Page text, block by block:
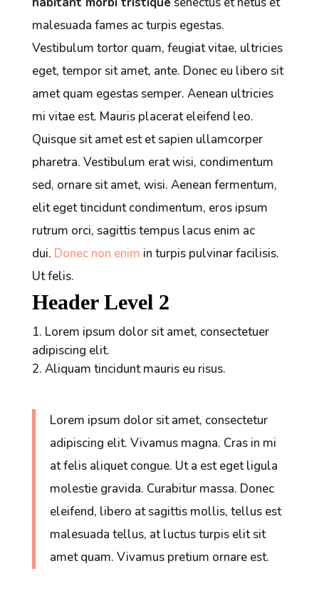
malesuada fames ac turpis egestas.
Vestibulum tortor quam, feugiat vitae, ultricies
eget, tempor sit amet, ante. Donec eu libero sit
amet quam egestas semper. Aenean ultricies
mi vitae est. Mauris placerat eleifend leo.
Quisque sit amet est et sapien ullamcorper
pharetra. Vestibulum erat wisi, condimentum
sed, ornare sit amet, wisi. Aenean fermentum,
elit eget tincidunt condimentum, eros ipsum
rutrum orci, sagittis tempus lacus enim ac
dui. Donec non enim in turpis pulvinar facilisis.
Ut felis.
Header Level 2
Lorem ipsum dolor sit amet, consectetuer
adipiscing elit.
Aliquam tincidunt mauris eu risus.
Lorem ipsum dolor sit amet, consectetur
adipiscing elit. Vivamus magna. Cras in mi
at felis aliquet congue. Ut a est eget ligula
molestie gravida. Curabitur massa. Donec
eleifend, libero at sagittis mollis, tellus est
malesuada tellus, at luctus turpis elit sit
amet quam. Vivamus pretium ornare est.